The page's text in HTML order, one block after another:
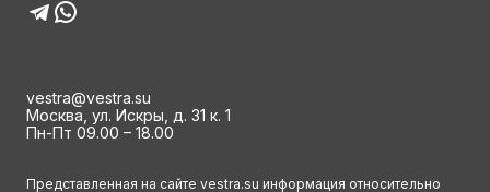
vestra@vestra.su
Москва, ул. Искры, д. 31 к. 1
Пн-Пт 09.00 – 18.00
Представленная на сайте vestra.su информация относительно